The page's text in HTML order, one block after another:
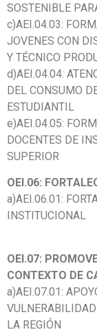
SOSTENIBLE
c)AEI.04.03:
JOVENES CON
Y TÉCNICO
d)AEI.04.04:
DEL CONSUMO
ESTUDIANTIL
e)AEI.04.05:
DOCENTES DE
SUPERIOR
OEI.06:
a)AEI.06.01:
INSTITUCIONAL
OEI.07:
CONTEXTO DE
a)AEI.07.01:
LA REGIÓN